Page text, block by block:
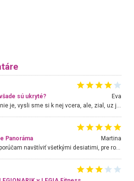
sú ukryté?
Eva
Hojdacka v Krpelanoch uz nie je, vysli sme si k nej vcera, ale, zial, uz je znicena. Ak sem planujete cestu len kvoli hojdacke, mozete si ju usetrit. Krasny vyhlad je tu vsak aj bez hojdacky :-)
Panoráma
Martina
Nádherné miesto ktoré odporúčam navštíviť všetkými desiatimi, pre rodiny s deťmi, dôchodcom... Proste a jednoducho ozaj rozprávkový les.. určite ešte prídeme. Odniesli sme si na pamiatku krásne tričká,